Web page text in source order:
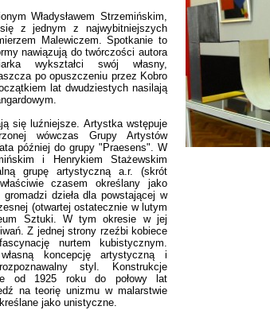
Władysławem Strzemińskim,
z jednym z najwybitniejszych
Malewiczem. Spotkanie to
nawiązują do twórczości autora
wykształci swój własny,
po opuszczeniu przez Kobro
lat dwudziestych nasilają
się luźniejsze. Artystka wstępuje
wówczas Grupy Artystów
później do grupy "Praesens". W
i Henrykiem Stażewskim
grupę artystyczną a.r. (skrót
czasem określany jako
dzieła dla powstającej w
(otwartej ostatecznie w lutym
Sztuki. W tym okresie w jej
Z jednej strony rzeźbi kobiece
nurtem kubistycznym.
koncepcję artystyczną i
styl. Konstrukcje
od 1925 roku do połowy lat
na teorię unizmu w malarstwie
jako unistyczne.